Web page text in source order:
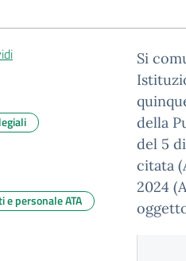
Si
della
del 5
citata
2024
e personale ATA